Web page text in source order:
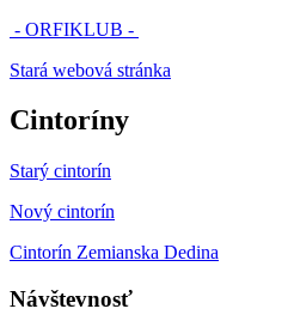
- ORFIKLUB -
Stará webová stránka
Cintoríny
Starý cintorín
Nový cintorín
Cintorín Zemianska Dedina
Návštevnosť